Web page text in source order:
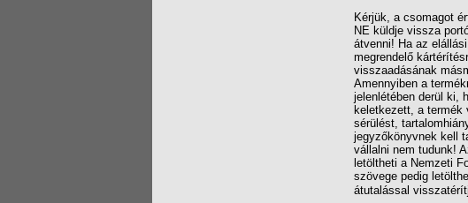
Kérjük, a csomagot
NE küldje vissza
átvenni! Ha az
megrendelő
visszaadásának
Amennyiben a
jelenlétében derül ki,
keletkezett, a
sérülést,
jegyzőkönyvnek kell
vállalni nem tudunk!
letöltheti a Nemzeti
szövege pedig
átutalással